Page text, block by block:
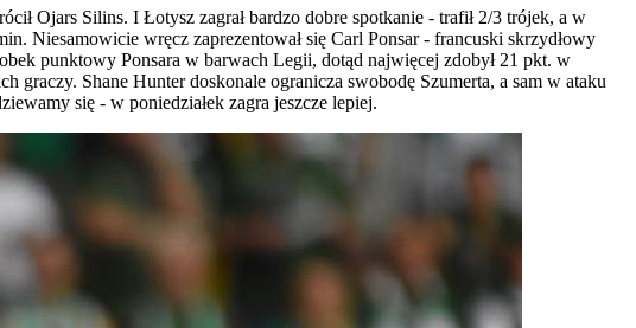
Ojars Silins. I Łotysz zagrał bardzo dobre spotkanie - trafił 2/3 trójek, a w
Niesamowicie wręcz zaprezentował się Carl Ponsar - francuski skrzydłowy
punktowy Ponsara w barwach Legii, dotąd najwięcej zdobył 21 pkt. w
Shane Hunter doskonale ogranicza swobodę Szumerta, a sam w ataku
się - w poniedziałek zagra jeszcze lepiej.